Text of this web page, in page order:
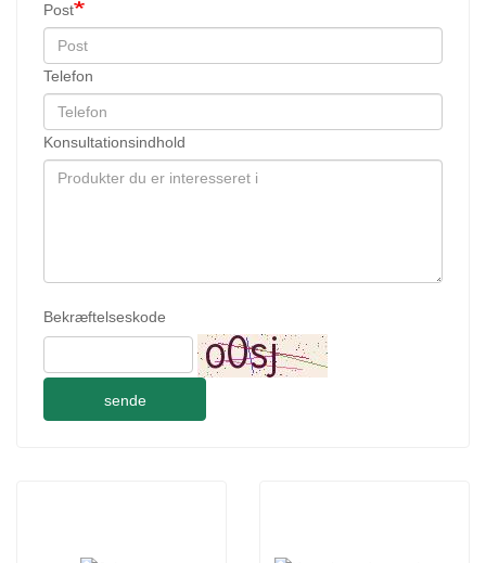
Post
Telefon
Konsultationsindhold
Bekræftelseskode
sende